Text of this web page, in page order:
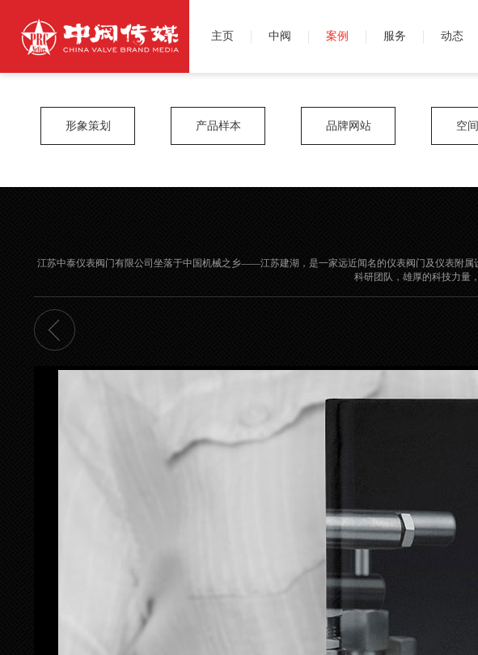
主页 中阀 案例 服务 动态
形象策划 产品样本 品牌网站 空
江苏中泰仪表阀门有限公司坐落于中国机械之乡——江苏建湖，是一家远近闻名的仪表阀门及仪表附属
科研团队，雄厚的科技力量